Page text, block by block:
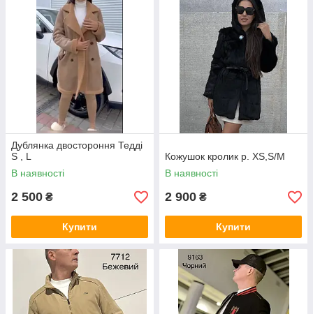
Дублянка двостороння Тедді
S , L
В наявності
2 500 ₴
Купити
Кожушок кролик р. XS,S/M
В наявності
2 900 ₴
Купити